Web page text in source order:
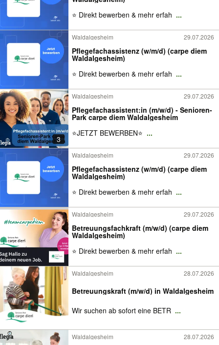
⭐ Direkt bewerben & mehr erfah ...
Waldalgesheim 29.07.2026
Pflegefachassistenz (w/m/d) (carpe diem
Waldalgesheim)
⭐ Direkt bewerben & mehr erfah ...
3
Waldalgesheim 29.07.2026
Pflegefachassistent:in (m/w/d) - Senioren-
Park carpe diem Waldalgesheim
⭐️JETZT BEWERBEN⭐️ ...
Waldalgesheim 29.07.2026
Pflegefachassistenz (w/m/d) (carpe diem
Waldalgesheim)
⭐ Direkt bewerben & mehr erfah ...
Waldalgesheim 29.07.2026
Betreuungsfachkraft (m/w/d) (carpe diem
Waldalgesheim)
⭐ Direkt bewerben & mehr erfah ...
Waldalgesheim 28.07.2026
Betreuungskraft (m/w/d) in Waldalgesheim
Wir suchen ab sofort eine BETR ...
Waldalgesheim 28.07.2026